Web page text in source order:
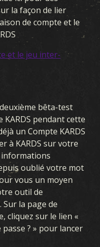
la façon de lier
de compte et le
et le jeu inter-
bêta-test
KARDS pendant cette
un Compte KARDS
à KARDS sur votre
informations
oublié votre mot
vous un moyen
outil de
la page de
cliquez sur le lien «
? » pour lancer
DU FER ET DU SANG